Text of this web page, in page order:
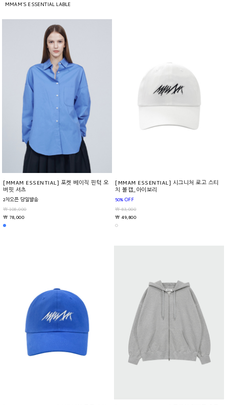
MMAM'S ESSENTIAL LABLE
[MMAM ESSENTIAL] 포켓 베이직 핀턱 오
버핏 셔츠
2차오픈 당일발송
￦ 108,000
￦ 78,000
[MMAM ESSENTIAL] 시그니처 로고 스티
치 볼캡_아이보리
50% OFF
￦ 83,000
￦ 49,800